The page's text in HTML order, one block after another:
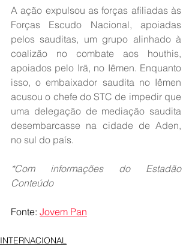
A ação expulsou as forças afiliadas às
Forças Escudo Nacional, apoiadas
pelos sauditas, um grupo alinhado à
coalizão no combate aos houthis,
apoiados pelo Irã, no Iêmen. Enquanto
isso, o embaixador saudita no Iêmen
acusou o chefe do STC de impedir que
uma delegação de mediação saudita
desembarcasse na cidade de Aden,
no sul do país.
*Com informações do Estadão
Conteúdo
Fonte: Jovem Pan
INTERNACIONAL